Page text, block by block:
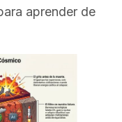
aprender de